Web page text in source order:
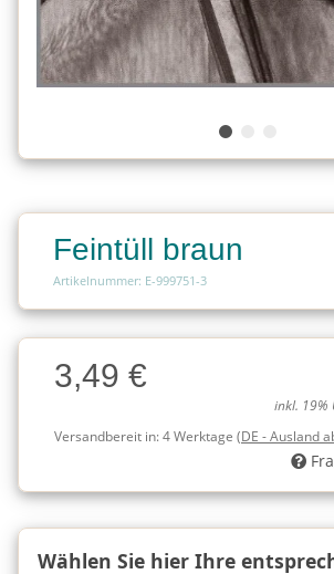
Feintüll braun
Artikelnummer: E-999751-3
Charge
Charge3,49 €
inkl. 19%
Versandbereit in:4 Werktage (DE - Ausland
Wählen Sie hier Ihre